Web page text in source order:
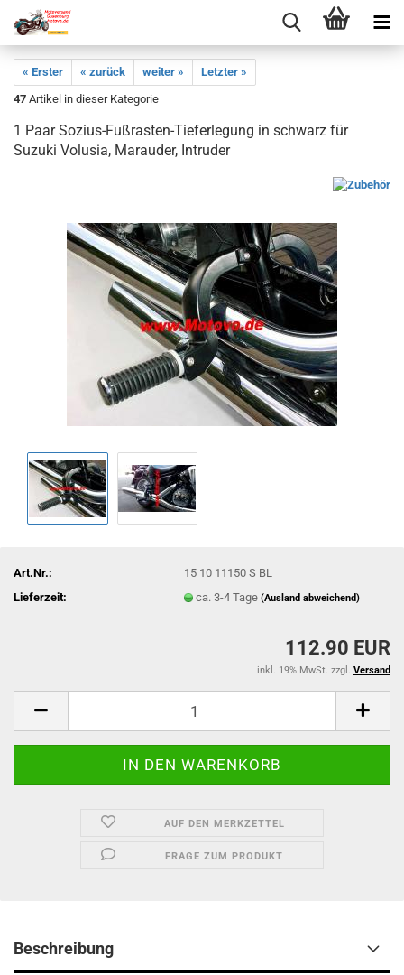
« Erster « zurück weiter »
Letzter »
47 Artikel in dieser Kategorie
1 Paar Sozius-Fußrasten-Tieferlegung in schwarz für
Suzuki Volusia, Marauder, Intruder
Art.Nr.:
15 10 11150 S BL
Lieferzeit:
ca. 3-4 Tage(Ausland abweichend)
112.90 EUR
inkl. 19% MwSt. zzgl. Versand
AUF DEN MERKZETTEL
FRAGE ZUM PRODUKT
Beschreibung